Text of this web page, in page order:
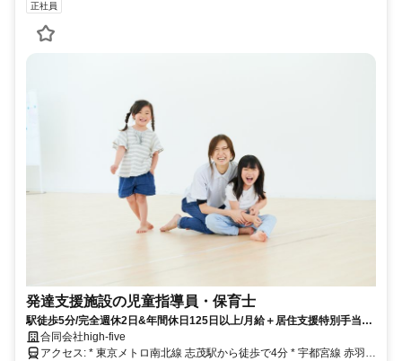
正社員
発達支援施設の児童指導員・保育士
駅徒歩5分/完全週休2日&年間休日125日以上/月給＋居住支援特別手当2
万円支給
合同会社high-five
アクセス: * 東京メトロ南北線 志茂駅から徒歩で4分 * 宇都宮線 赤羽駅